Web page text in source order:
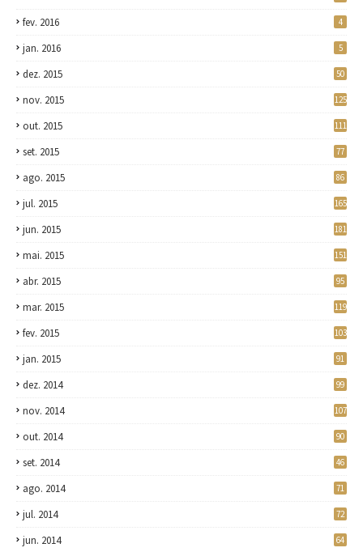
fev. 2016 4
jan. 2016 5
dez. 2015 50
nov. 2015 125
out. 2015 111
set. 2015 77
ago. 2015 86
jul. 2015 165
jun. 2015 181
mai. 2015 151
abr. 2015 95
mar. 2015 119
fev. 2015 103
jan. 2015 91
dez. 2014 99
nov. 2014 107
out. 2014 90
set. 2014 46
ago. 2014 71
jul. 2014 72
jun. 2014 64